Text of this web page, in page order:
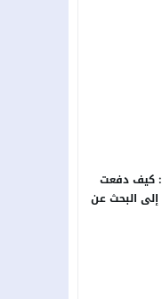
كيف دفعت
إلى البحث عن